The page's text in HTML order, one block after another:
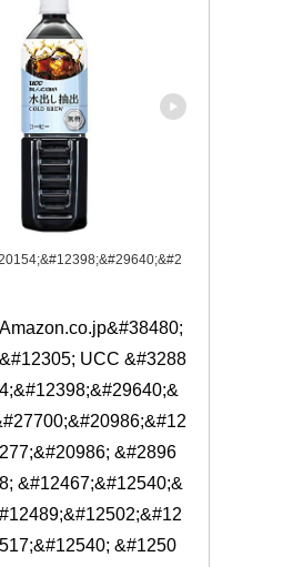
UCC &#3288
&#2896
&#12467;&#12540;&
&#1250